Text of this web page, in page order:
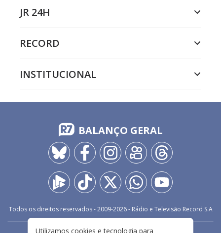
JR 24H
RECORD
INSTITUCIONAL
BALANÇO GERAL
Todos os direitos reservados - 2009-2026- Rádio e Televisão Record S.A
Utilizamos cookies e tecnologia para